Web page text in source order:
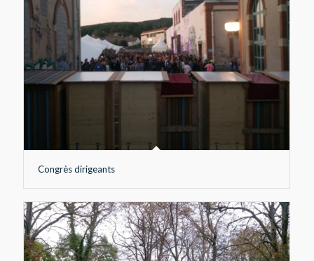
Congrès dirigeants